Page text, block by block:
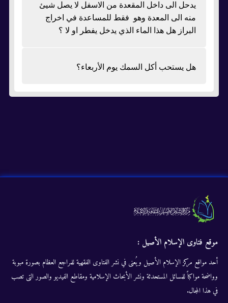
يدحل الى داخل المقعدة من الاسفل لا يصل شيئ
منه الى المعدة وهو فقط للمساعدة في اخراج
البراز هل هذا الماء الذي يدخل يفطر او لا ؟
هل يستحب أكل السمك يوم الأربعاء؟
موقع فتاوى الإسلام الأصيل :
أحد مواقع مركز الإسلام الأصيل ويُعنى في نشر الفتاوى الفقهية للمراجع العظام بصورة مبوبة
وواضحة مواكباً للمسائل المستحدثة ونشر الأبحاث الإسلامية ومقاطع الفيديو والصور التى تصب
في هذا المجال.